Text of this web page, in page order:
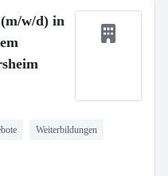
w/d) in
Weiterbildungen